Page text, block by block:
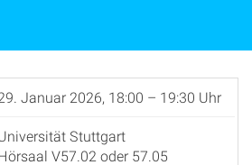
Januar 2026, 18:00 – 19:30 Uhr
Stuttgart
V57.02 oder 57.05